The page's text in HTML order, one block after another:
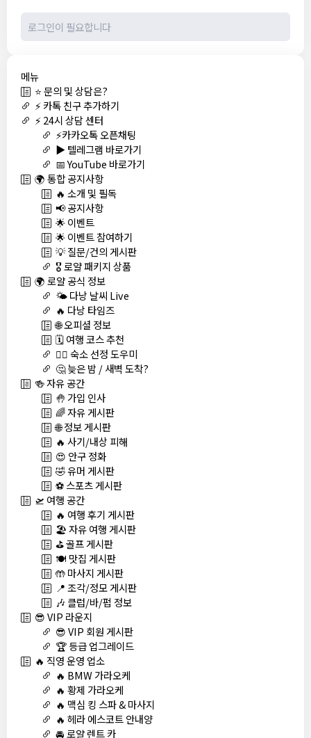
메뉴
⭐ 문의 및 상담은?
⚡ 카톡 친구 추가하기
⚡ 24시 상담 센터
⚡카카오톡 오픈채팅
▶️ 텔레그램 바로가기
📅 YouTube 바로가기
🌍 통합 공지사항
🔥 소개 및 필독
📢 공지사항
🌟 이벤트
🌟 이벤트 참여하기
💡 질문/건의 게시판
🎖️ 로얄 패키지 상품
🌍 로얄 공식 정보
🌤️ 다낭 날씨 Live
🔥 다낭 타임즈
🌐 오피셜 정보
🗓️ 여행 코스 추천
🏊‍♀️ 숙소 선정 도우미
🤔 늦은 밤 / 새벽 도착?
🍻 자유 공간
🤚 가입 인사
🌈 자유 게시판
🌐 정보 게시판
🔥 사기/내상 피해
😍 안구 정화
🤣 유머 게시판
⚽ 스포츠 게시판
🛫 여행 공간
🔥 여행 후기 게시판
🏖️ 자유 여행 게시판
⛳ 골프 게시판
🍽️ 맛집 게시판
🤲 마사지 게시판
📍 조각/정모 게시판
🎶 클럽/바/펍 정보
😎 VIP 라운지
😎 VIP 회원 게시판
🏆 등급 업그레이드
🔥 직영 운영 업소
🔥 BMW 가라오케
🔥 황제 가라오케
🔥 맥심 킹 스파 & 마사지
🔥 헤라 에스코트 안내양
🚘 로얄 렌트 카